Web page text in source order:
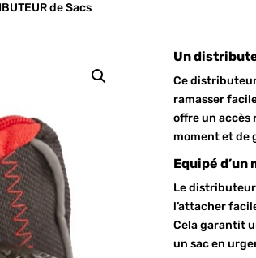
de Sacs
Un
Ce
ramasser
offre un accès
moment et de
Equipé
Le distributeur
l’attacher
Cela garantit
un sac en